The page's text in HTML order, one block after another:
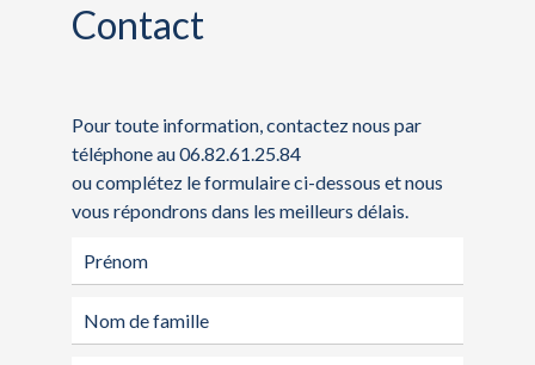
Contact
Pour toute information, contactez nous par
téléphone au 06.82.61.25.84
ou complétez le formulaire ci-dessous et nous
vous répondrons dans les meilleurs délais.